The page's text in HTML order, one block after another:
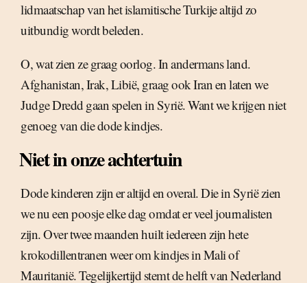
lidmaatschap van het islamitische Turkije altijd zo
uitbundig wordt beleden.
O, wat zien ze graag oorlog. In andermans land.
Afghanistan, Irak, Libië, graag ook Iran en laten we
Judge Dredd gaan spelen in Syrië. Want we krijgen niet
genoeg van die dode kindjes.
Niet in onze achtertuin
Dode kinderen zijn er altijd en overal. Die in Syrië zien
we nu een poosje elke dag omdat er veel journalisten
zijn. Over twee maanden huilt iedereen zijn hete
krokodillentranen weer om kindjes in Mali of
Mauritanië. Tegelijkertijd stemt de helft van Nederland